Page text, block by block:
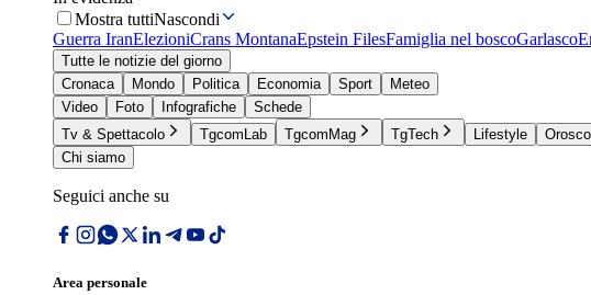
Mostra tuttiNascondi
Guerra IranElezioniCrans MontanaEpstein FilesFamiglia nel boscoGarlasco
Tutte le notizie del giorno
Cronaca
Mondo Politica Economia Sport
Meteo
Video
Foto Infografiche
Schede
Tv & Spettacolo
TgcomLab TgcomMag TgTech Lifestyle
Chi siamo
Seguici anche su
Area personale